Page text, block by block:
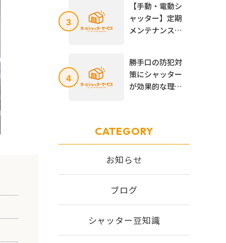
意点を解説
3
【手動・電動シ
ャッター】定期
メンテナンスの
から専門業者が
必要な場合まで
を解説
4
勝手口の防犯対
策にシャッター
が効果的な理由
場を解説！
CATEGORY
お知らせ
ブログ
シャッター豆知識